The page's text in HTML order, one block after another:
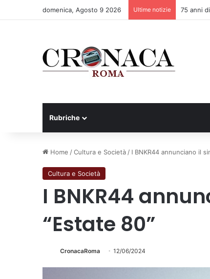
domenica, Agosto 9 2026 Ultime notizie 75 anni
Rubriche
Home /Cultura e Società / I BNKR44 annunciano il
Cultura e Società
I BNKR44
“Estate 80”
CronacaRoma 12/06/2024